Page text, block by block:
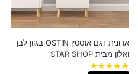
ארונית דגם אוסטין OSTIN בגוון לבן
ואלון מבית STAR SHOP